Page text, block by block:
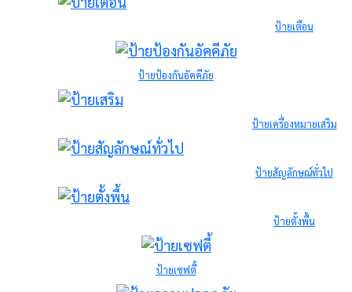
ป้ายเตือน
ป้ายป้องกันอัคคีภัย
ป้ายเครื่องหมายเสริม
ป้ายสัญลักษณ์ทั่วไป
ป้ายตั้งพื้น
ป้ายเซฟตี้